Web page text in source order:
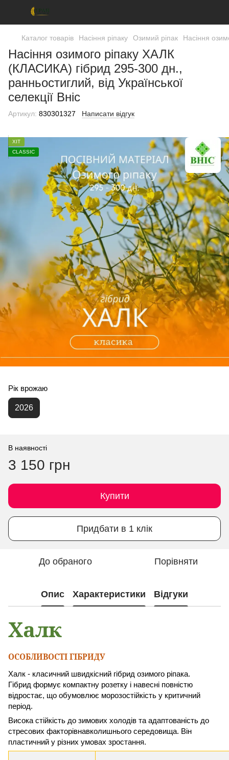
Каталог товарів Насіння ріпаку Озимий ріпак Насіння
Насіння озимого ріпаку ХАЛК
(КЛАСИКА) гібрид 295-300 дн.,
ранньостиглий, від Української
селекції Вніс
Артикул: 830301327 Написати відгук
ХІТ
CLASSIC
Рік врожаю
2026
В наявності
3 150 грн
Купити
Придбати в 1 клік
До обраного Порівняти
Опис Характеристики Відгуки
Халк
ОСОБЛИВОСТІ ГІБРИДУ
Халк - класичний швидкісний гібрид озимого ріпака.
Гібрид формує компактну розетку і навесні повністю
відростає, що обумовлює морозостійкість у критичний
період.
Висока стійкість до зимових холодів та адаптованість до
стресових факторівнавколишнього середовища. Він
пластичний у різних умовах зростання.